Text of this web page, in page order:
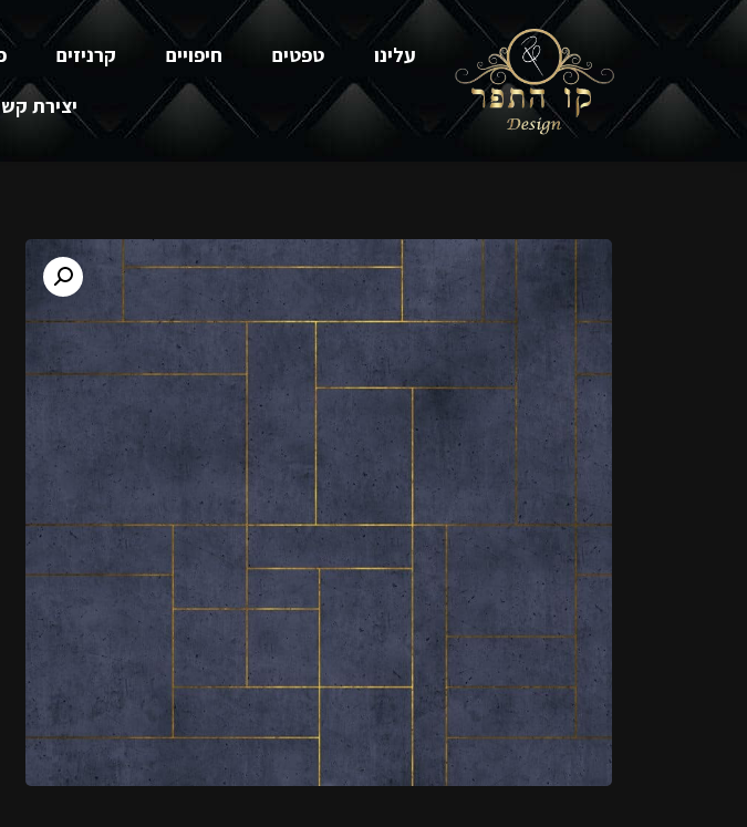
עלינו טפטים חיפויים קרניזים
יצירת